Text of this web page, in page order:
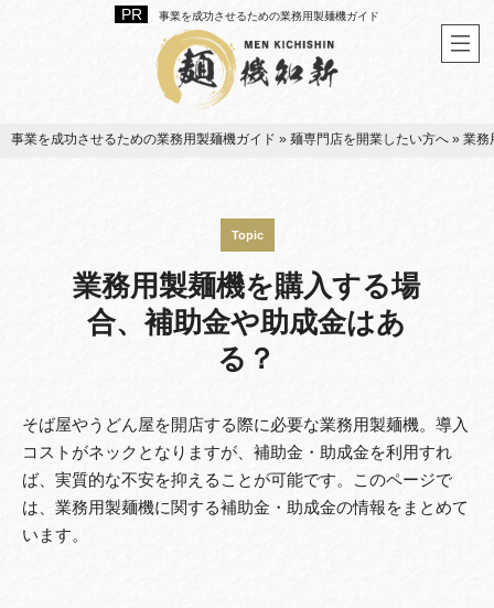
事業を成功させるための業務用製麺機ガイド
事業を成功させるための業務用製麺機ガイド » 麺専門店を開業したい方へ » 業務
Topic
業務用製麺機を購入する場
合、補助金や助成金はあ
る？
そば屋やうどん屋を開店する際に必要な業務用製麺機。導入
コストがネックとなりますが、補助金・助成金を利用すれ
ば、実質的な不安を抑えることが可能です。このページで
は、業務用製麺機に関する補助金・助成金の情報をまとめて
います。